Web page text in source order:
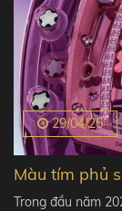
29/04/25
Màu tím phủ
Trong đầu năm